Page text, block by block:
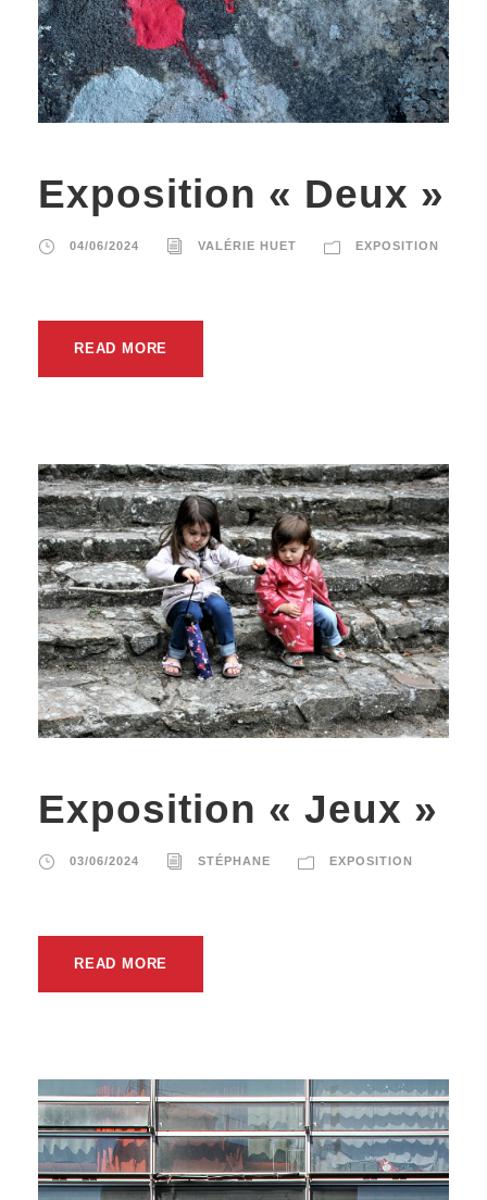
Exposition « Deux »
04/06/2024 VALÉRIE HUET EXPOSITION
READ MORE
Exposition « Jeux »
03/06/2024 STÉPHANE EXPOSITION
READ MORE